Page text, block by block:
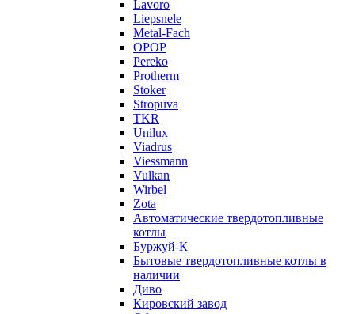
Lavoro
Liepsnele
Metal-Fach
OPOP
Pereko
Protherm
Stoker
Stropuva
TKR
Unilux
Viadrus
Viessmann
Vulkan
Wirbel
Zota
Автоматические твердотопливные
котлы
Буржуй-К
Бытовые твердотопливные котлы в
наличии
Диво
Кировский завод